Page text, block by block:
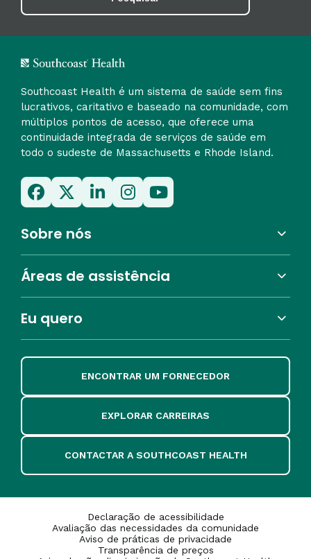
Southcoast Health é um sistema de saúde sem fins
lucrativos, caritativo e baseado na comunidade, com
múltiplos pontos de acesso, que oferece uma
continuidade integrada de serviços de saúde em
todo o sudeste de Massachusetts e Rhode Island.
Sobre nós
Áreas de assistência
Eu quero
ENCONTRAR UM FORNECEDOR
EXPLORAR CARREIRAS
CONTACTAR A SOUTHCOAST HEALTH
Declaração de acessibilidade
Avaliação das necessidades da comunidade
Aviso de práticas de privacidade
Transparência de preços